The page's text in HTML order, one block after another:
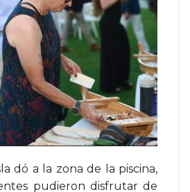
dó a la zona de la piscina,
pudieron disfrutar de